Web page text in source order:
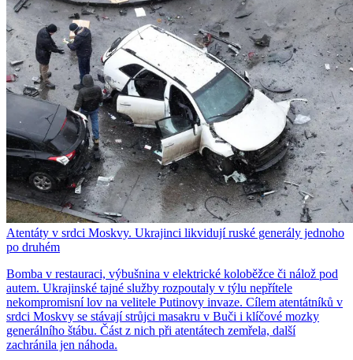
Atentáty v srdci Moskvy. Ukrajinci likvidují ruské generály jednoho
po druhém
Bomba v restauraci, výbušnina v elektrické koloběžce či nálož pod
autem. Ukrajinské tajné služby rozpoutaly v týlu nepřítele
nekompromisní lov na velitele Putinovy invaze. Cílem atentátníků v
srdci Moskvy se stávají strůjci masakru v Buči i klíčové mozky
generálního štábu. Část z nich při atentátech zemřela, další
zachránila jen náhoda.